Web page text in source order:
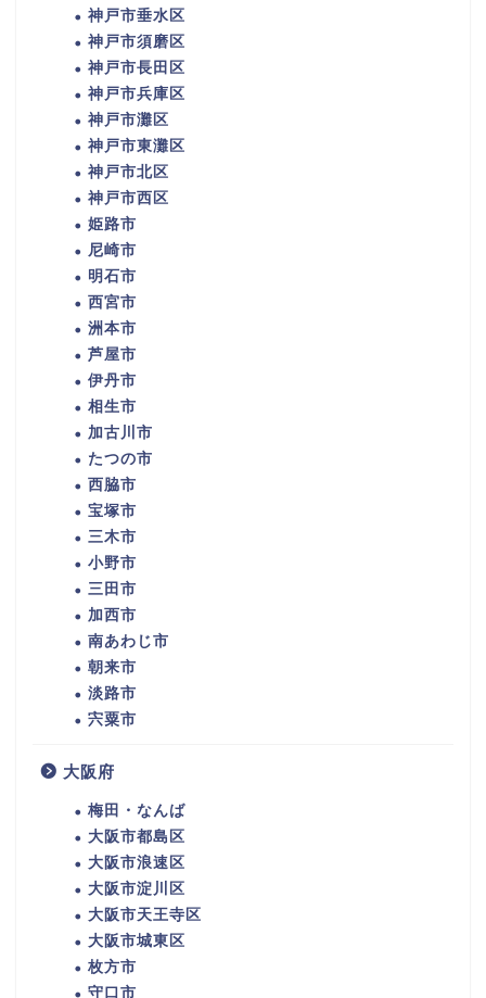
神戸市垂水区
神戸市須磨区
神戸市長田区
神戸市兵庫区
神戸市灘区
神戸市東灘区
神戸市北区
神戸市西区
姫路市
尼崎市
明石市
西宮市
洲本市
芦屋市
伊丹市
相生市
加古川市
たつの市
西脇市
宝塚市
三木市
小野市
三田市
加西市
南あわじ市
朝来市
淡路市
宍粟市
大阪府
梅田・なんば
大阪市都島区
大阪市浪速区
大阪市淀川区
大阪市天王寺区
大阪市城東区
枚方市
守口市